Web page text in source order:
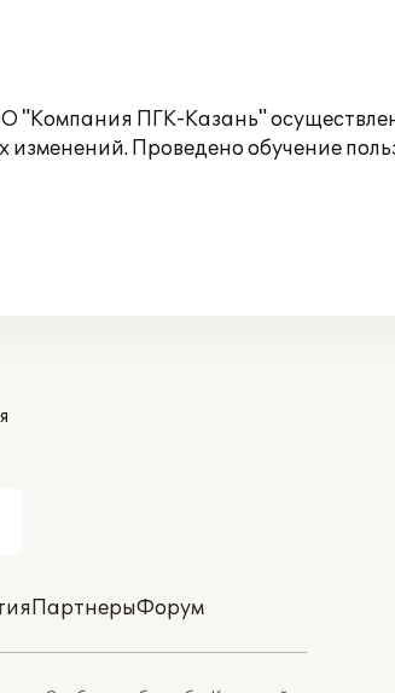
"Компания ПГК-Казань"
Проведено обучение
ПартнерыФорум